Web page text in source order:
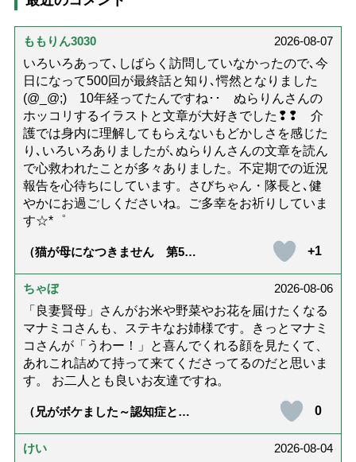
ももりん3030
2026-08-07
いろいろあって､しばらく訪問していなかったので､今
日になって500回が最終話と知り､愕然となりました
(@_@;) 10年経ってたんですね･･ ぬらりんさんの
ホッコリするイラストと文章が大好きでした❢❢ 介
護では身内に理解してもらえないもどかしさを感じた
り､いろいろありましたが､ぬらりんさんの文章を読ん
で心救われたことが多々ありました。不定期での近況
報告を心待ちにしています。さびちゃん・隊長と､健
やかにお過ごしくださいね。ご多幸をお祈りしていま
す☆*゜
（猫が母になつきません 第500
+1
ちゃぼ
2026-08-06
「良妻賢母」さんがお米や野菜やお花を届けたくなる
マナミコさんも、ステキなお姉様です。きっとマナミ
コさんが「うわー！」と喜んでくれる顔を見たくて、
あれこれ詰めて持って来てくださってるのだと思いま
す。 お二人とも良いお友達ですね。
（兄がボケました～認知症と介
達』が届きました」）
0
けい
2026-08-04